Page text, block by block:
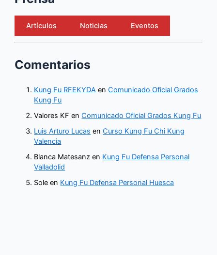
Artículos Noticias Eventos
Comentarios
Kung Fu RFEKYDA enComunicado Oficial Grados
Kung Fu
Valores KF enComunicado Oficial Grados Kung Fu
Luis Arturo Lucas enCurso Kung Fu Chi Kung
Valencia
Blanca Matesanz en Kung Fu Defensa Personal
Valladolid
Sole en Kung Fu Defensa Personal Huesca